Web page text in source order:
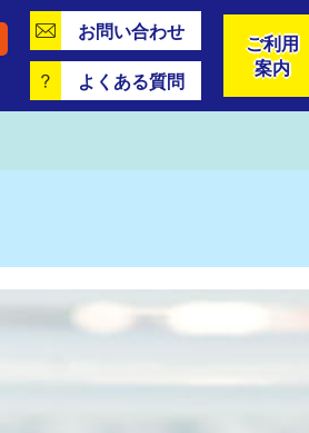
 お問い合わせ
 よくある質問
ご利用
案内